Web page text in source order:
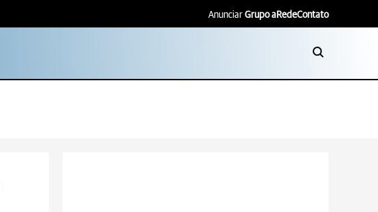
Anunciar Grupo aRedeContato